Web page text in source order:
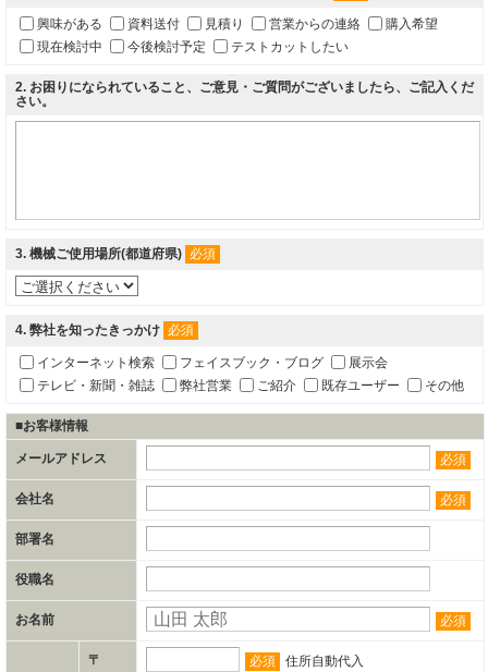
興味がある 資料送付 見積り 営業からの連絡
購入希望
現在検討中
今後検討予定 テストカットしたい
2. お困りになられていること、ご意見・ご質問がございましたら、ご記入くだ
さい。
3. 機械ご使用場所(都道府県) 必須
4. 弊社を知ったきっかけ 必須
インターネット検索 フェイスブック・ブログ
展示会
テレビ・新聞・雑誌
弊社営業 ご紹介 既存ユーザー その他
■お客様情報
メールアドレス 必須
会社名 必須
部署名
役職名
お名前 必須
〒 必須 住所自動代入